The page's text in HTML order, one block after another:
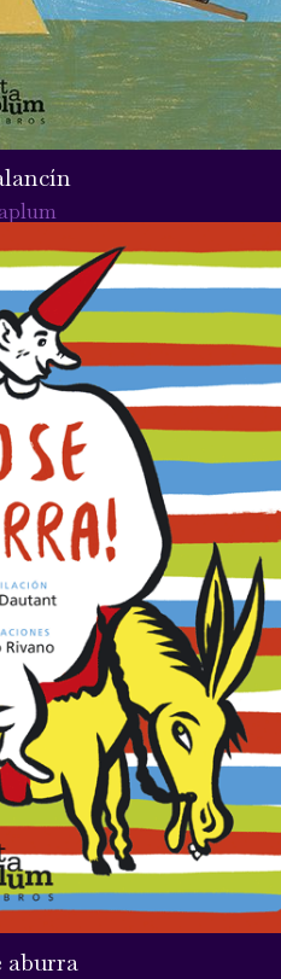
aburra